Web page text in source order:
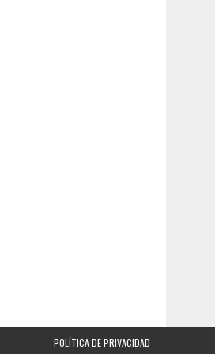
POLÍTICA DE PRIVACIDAD